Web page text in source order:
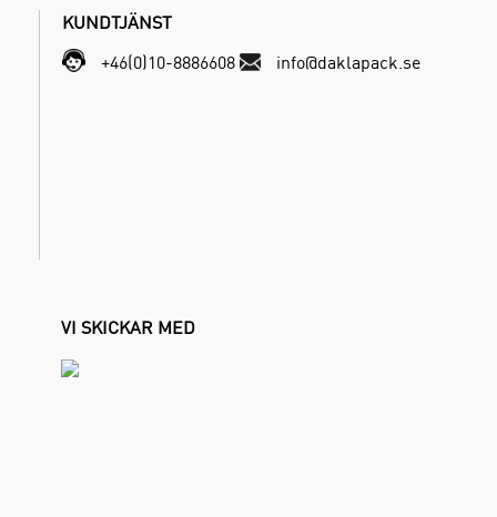
KUNDTJÄNST
+46(0)10-8886608
info@daklapack.se
VI SKICKAR MED